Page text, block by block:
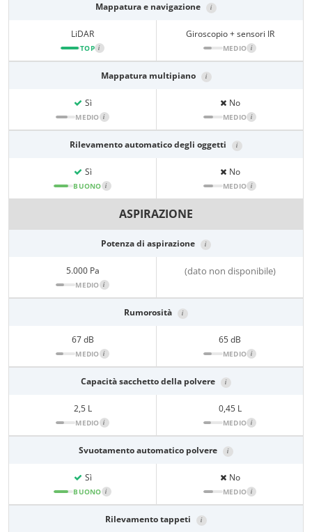
Mappatura e navigazione i
LiDAR
TOP i
Giroscopio + sensori IR
MEDIO i
Mappatura multipiano i
Sì
MEDIO i
No
MEDIO i
Rilevamento automatico degli oggetti i
Sì
BUONO i
No
MEDIO i
ASPIRAZIONE
Potenza di aspirazione i
5.000 Pa
MEDIO i
(dato non disponibile)
Rumorosità i
67 dB
MEDIO i
65 dB
MEDIO i
Capacità sacchetto della polvere i
2,5 L
MEDIO i
0,45 L
MEDIO i
Svuotamento automatico polvere i
Sì
BUONO i
No
MEDIO i
Rilevamento tappeti i